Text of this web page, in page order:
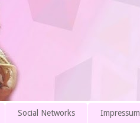
Social Networks Impressum